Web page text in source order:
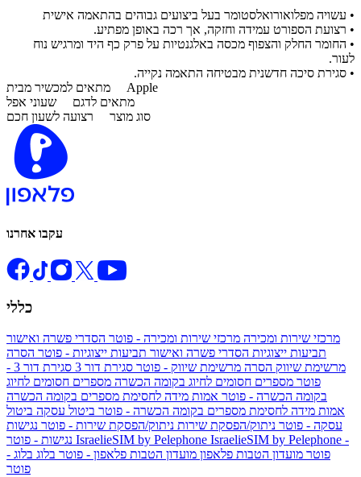
• עשויה מפלואורואלסטומר בעל ביצועים גבוהים בהתאמה אישית
• רצועת הספורט עמידה וחזקה, אך רכה באופן מפתיע.
• החומר החלק והצפוף מכסה באלגנטיות על פרק כף היד ומרגיש נוח
לעור.
• סגירת סיכה חדשנית מבטיחה התאמה נקייה.
מתאים למכשיר מבית Apple
מתאים לדגם שעוני אפל
סוג מוצר רצועה לשעון חכם
עקבו אחרנו
כללי
מרכזי שירות ומכירה מרכזי שירות ומכירה - פוטר הסדרי פשרה ואישור
תביעות ייצוגיות הסדרי פשרה ואישור תביעות ייצוגיות - פוטר הסרה
מרשימת שיווק הסרה מרשימת שיווק - פוטר סגירת דור 3
סגירת דור 3 -
פוטר מספרים חסומים לחיוג בקומה הכשרה מספרים חסומים לחיוג
בקומה הכשרה - פוטר אמות מידה לחסימת מספרים בקומה הכשרה
אמות מידה לחסימת מספרים בקומה הכשרה - פוטר ביטול עסקה ביטול
עסקה - פוטר ניתוק/הפסקת שירות ניתוק/הפסקת שירות - פוטר נגישות
IsraelieSIM by Pelephone IsraelieSIM by Pelephone -
פוטר מועדון הטבות פלאפון מועדון הטבות פלאפון - פוטר בלוג בלוג -
פוטר